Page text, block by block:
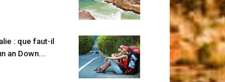
: que faut-il
an Down...